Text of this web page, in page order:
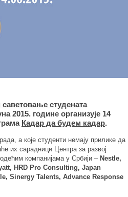
саветовање студената
2015. године организује 14
Кадар да будем кадар.
а које студенти немају прилике да
их сарадници Центра за развој
компанијама у Србији – Nestle,
HRD Pro Consulting, Japan
Sinergy Talents, Advance Response